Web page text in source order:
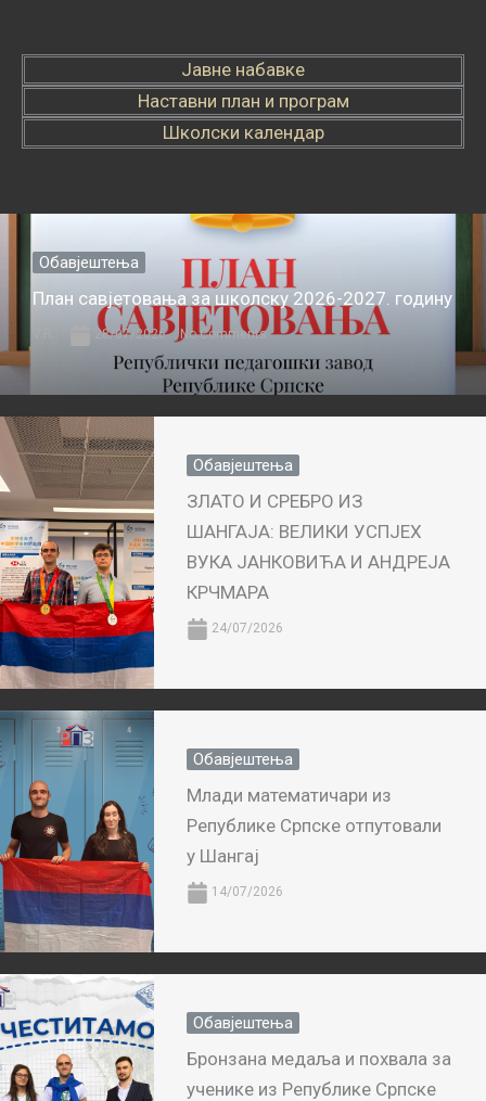
Јавне набавке
Наставни план и програм
Школски календар
Обавјештења
План савјетовања за школску 2026-2027. годину
28/07/2026 No Comments
Обавјештења
ЗЛАТО И СРЕБРО ИЗ
ШАНГАЈА: ВЕЛИКИ УСПЈЕХ
ВУКА ЈАНКОВИЋА И АНДРЕЈА
КРЧМАРА
24/07/2026
Обавјештења
Млади математичари из
Републике Српске отпутовали
у Шангај
14/07/2026
Обавјештења
Бронзана медаља и похвала за
ученике из Републике Српске